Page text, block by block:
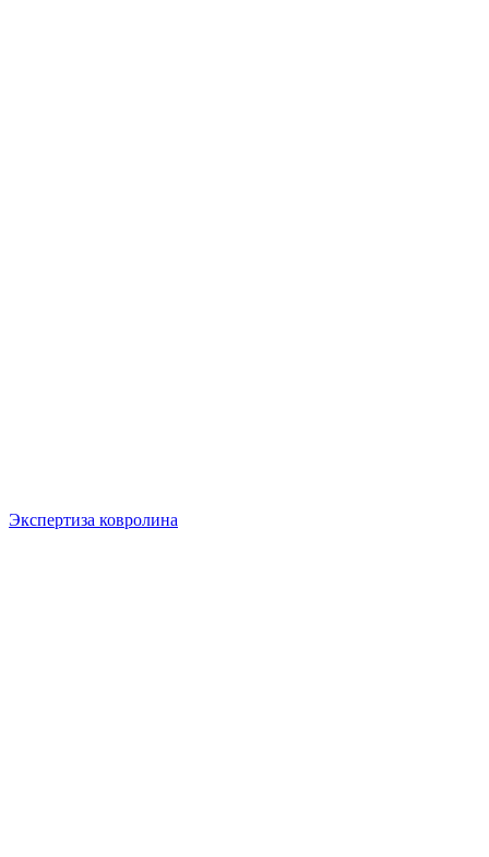
Экспертиза ковролина